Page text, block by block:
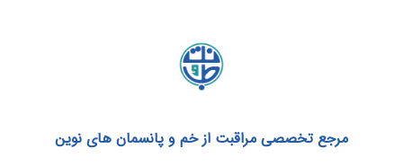
مرجع تخصصی مراقبت از خم و پانسمان های نوین